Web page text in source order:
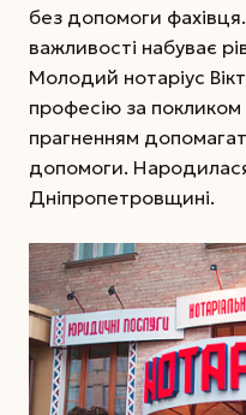
без допомоги
важливості набуває
Молодий нотаріус
професію за
прагненням
допомоги.
Дніпропетровщині.